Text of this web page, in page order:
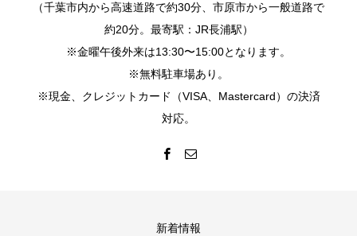
（千葉市内から高速道路で約30分、市原市から一般道路で
約20分。最寄駅：JR長浦駅）
※金曜午後外来は13:30〜15:00となります。
※無料駐車場あり。
※現金、クレジットカード（VISA、Mastercard）の決済
対応。
新着情報